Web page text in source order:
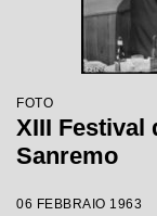
FOTO
XIII Festival
Sanremo
06 FEBBRAIO 1963